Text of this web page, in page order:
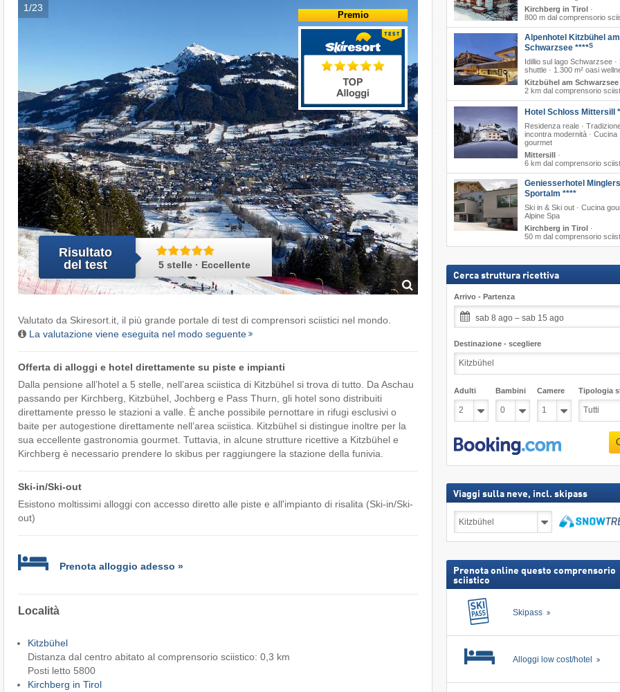
1/23
Risultato
del test
5 stelle · Eccellente
Premio
Valutato da Skiresort.it, il più grande portale di test di comprensori sciistici nel mondo.
La valutazione viene eseguita nel modo seguente
Offerta di alloggi e hotel direttamente su piste e impianti
Dalla pensione all’hotel a 5 stelle, nell’area sciistica di Kitzbühel si trova di tutto. Da Aschau
passando per Kirchberg, Kitzbühel, Jochberg e Pass Thurn, gli hotel sono distribuiti
direttamente presso le stazioni a valle. È anche possibile pernottare in rifugi esclusivi o
baite per autogestione direttamente nell’area sciistica. Kitzbühel si distingue inoltre per la
sua eccellente gastronomia gourmet. Tuttavia, in alcune strutture ricettive a Kitzbühel e
Kirchberg è necessario prendere lo skibus per raggiungere la stazione della funivia.
Ski-in/Ski-out
Esistono moltissimi alloggi con accesso diretto alle piste e all'impianto di risalita (Ski-in/Ski-
out)
Prenota alloggio adesso »
Località
Kitzbühel
Distanza dal centro abitato al comprensorio sciistico: 0,3 km
Posti letto 5800
Kirchberg in Tirol
Kirchberg in Tirol·
800 m dal comprensorio
Alpenhotel Kitzbühel am
Schwarzsee ****S
Idillio sul lago Schwarzsee ·
shuttle · 1.300 m² oasi
Kitzbühel am Schwarzsee
2 km dal comprensorio
Hotel Schloss Mittersill
Residenza reale ·
incontra modernità · Cucina
gourmet
Mittersill·
6 km dal comprensorio
Geniesserhotel Minglers
Sportalm ****
Ski in & Ski out · Cucina
Alpine Spa
Kirchberg in Tirol·
50 m dal comprensorio
Cerca struttura ricettiva
Arrivo - Partenza
sab 8 ago – sab 15 ago
Destinazione - scegliere
Adulti Bambini Camere Tipologia
Viaggi sulla neve, incl. skipass
sulla
Prenota online questo comprensorio
sciistico
Skipass
Alloggi low cost/hotel